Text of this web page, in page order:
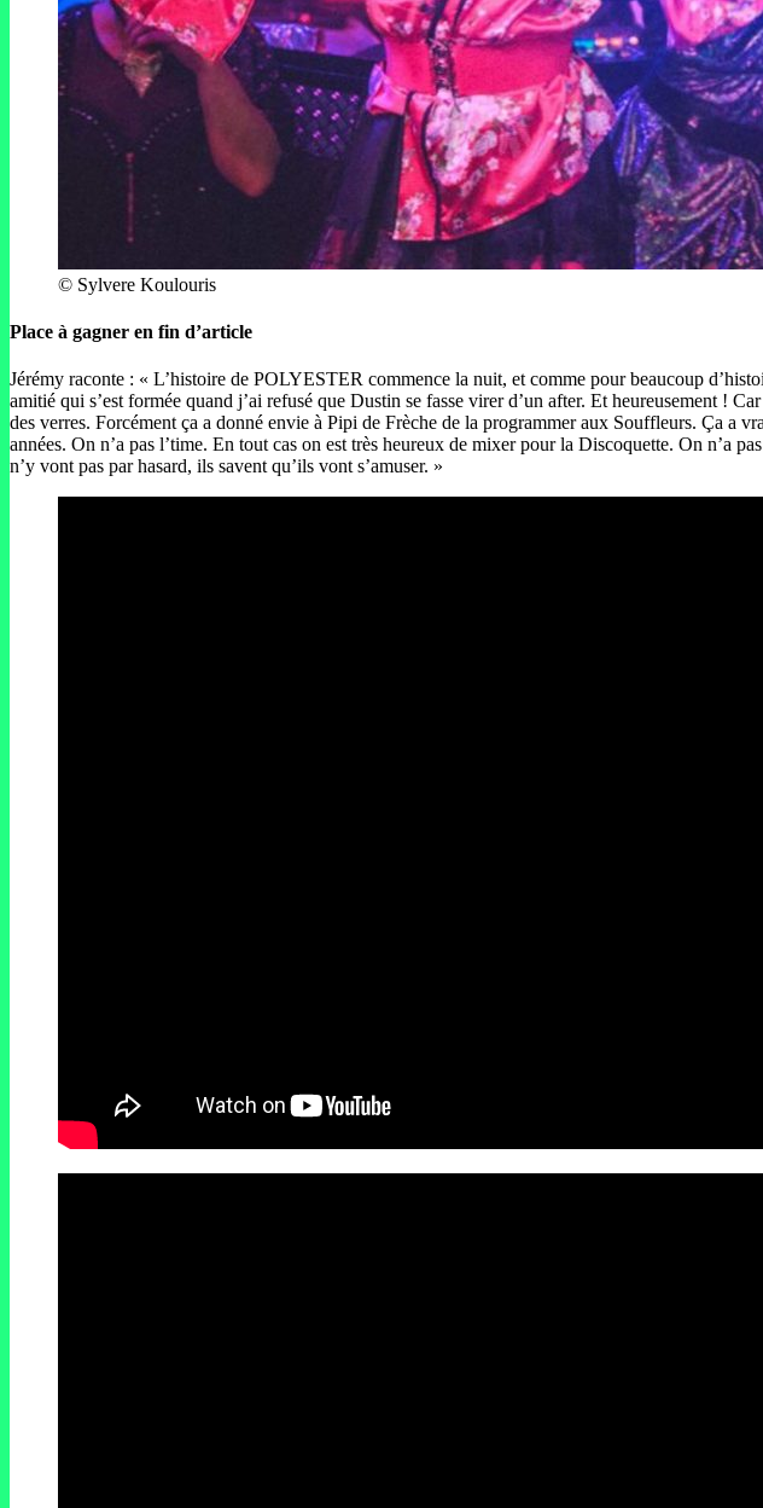
© Sylvere Koulouris
Place à gagner en fin d’article
Jérémy raconte : « L’histoire de POLYESTER commence la nuit, et comme pour beaucoup
amitié qui s’est formée quand j’ai refusé que Dustin se fasse virer d’un after. Et heureusement !
des verres. Forcément ça a donné envie à Pipi de Frèche de la programmer aux Souffleurs. Ça a
années. On n’a pas l’time. En tout cas on est très heureux de mixer pour la Discoquette. On n’a
n’y vont pas par hasard, ils savent qu’ils vont s’amuser. »